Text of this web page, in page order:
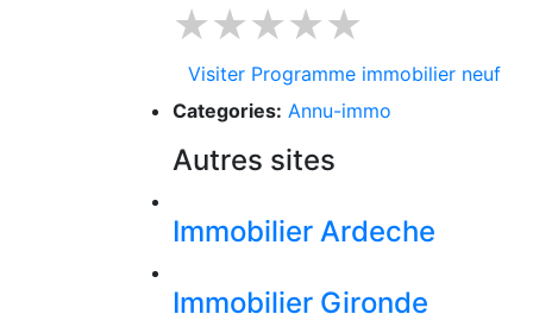
★★★★★
Visiter Programme immobilier neuf
Categories: Annu-immo
Autres sites
Immobilier Ardeche
Immobilier Gironde